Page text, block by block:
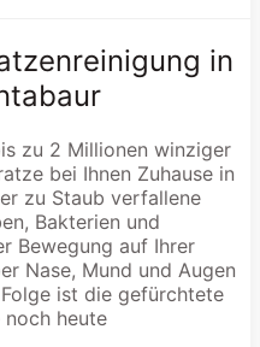
in
zu 2 Millionen winziger
bei Ihnen Zuhause in
zu Staub verfallene
Bakterien und
Bewegung auf Ihrer
Nase, Mund und Augen
ist die gefürchtete
noch heute